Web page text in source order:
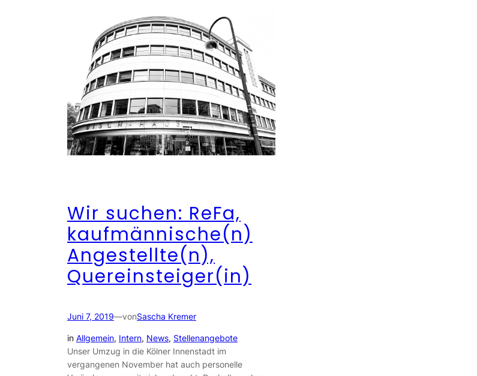
Wir suchen: ReFa,
kaufmännische(n)
Angestellte(n),
Quereinsteiger(in)
Juni 7, 2019—vonSascha Kremer
in Allgemein, Intern, News, Stellenangebote
Unser Umzug in die Kölner Innenstadt im
vergangenen November hat auch personelle